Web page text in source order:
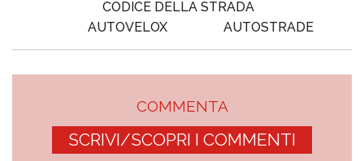
CODICE DELLA STRADA
AUTOVELOX
AUTOSTRADE
COMMENTA
SCRIVI/SCOPRI I COMMENTI